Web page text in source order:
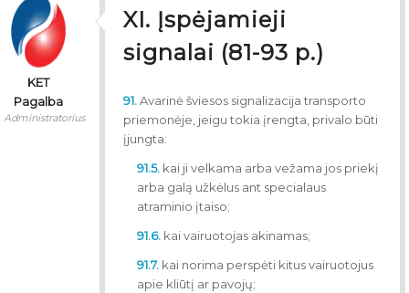
KET
Pagalba
Administratorius
XI. Įspėjamieji
signalai (81-93 p.)
91.Avarinė šviesos signalizacija transporto
priemonėje, jeigu tokia įrengta, privalo būti
įjungta:
91.5. kai ji velkama arba vežama jos priekį
arba galą užkėlus ant specialaus
atraminio įtaiso;
91.6. kai vairuotojas akinamas;
91.7. kai norima perspėti kitus vairuotojus
apie kliūtį ar pavojų;